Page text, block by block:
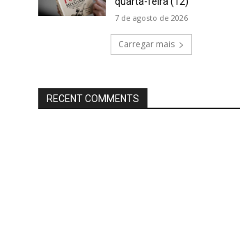
7 de agosto de 2026
Carregar mais
RECENT COMMENTS